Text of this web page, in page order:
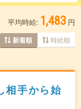
平均時給: 1,483 円
新着順 時給順
相手から始